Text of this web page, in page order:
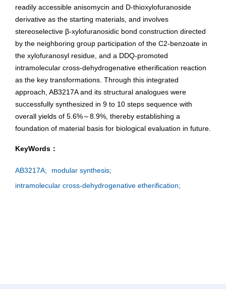
readily accessible anisomycin and D-thioxylofuranoside
derivative as the starting materials, and involves
stereoselective β-xylofuranosidic bond construction directed
by the neighboring group participation of the C2-benzoate in
the xylofuranosyl residue, and a DDQ-promoted
intramolecular cross-dehydrogenative etherification reaction
as the key transformations. Through this integrated
approach, AB3217A and its structural analogues were
successfully synthesized in 9 to 10 steps sequence with
overall yields of 5.6%～8.9%, thereby establishing a
foundation of material basis for biological evaluation in future.
KeyWords：
AB3217A;
modular synthesis;
intramolecular cross-dehydrogenative etherification;